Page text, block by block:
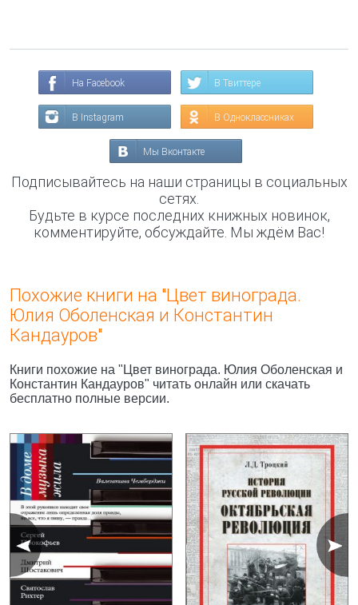
На Facebook В Твиттере
В Instagram В Одноклассниках
Мы Вконтакте
Подписывайтесь на наши страницы в социальных
сетях.
Будьте в курсе последних книжных новинок,
комментируйте, обсуждайте. Мы ждём Вас!
Похожие книги на "Цвет винограда.
Юлия Оболенская и Константин
Кандауров"
Книги похожие на "Цвет винограда. Юлия Оболенская и
Константин Кандауров" читать онлайн или скачать
бесплатно полные версии.